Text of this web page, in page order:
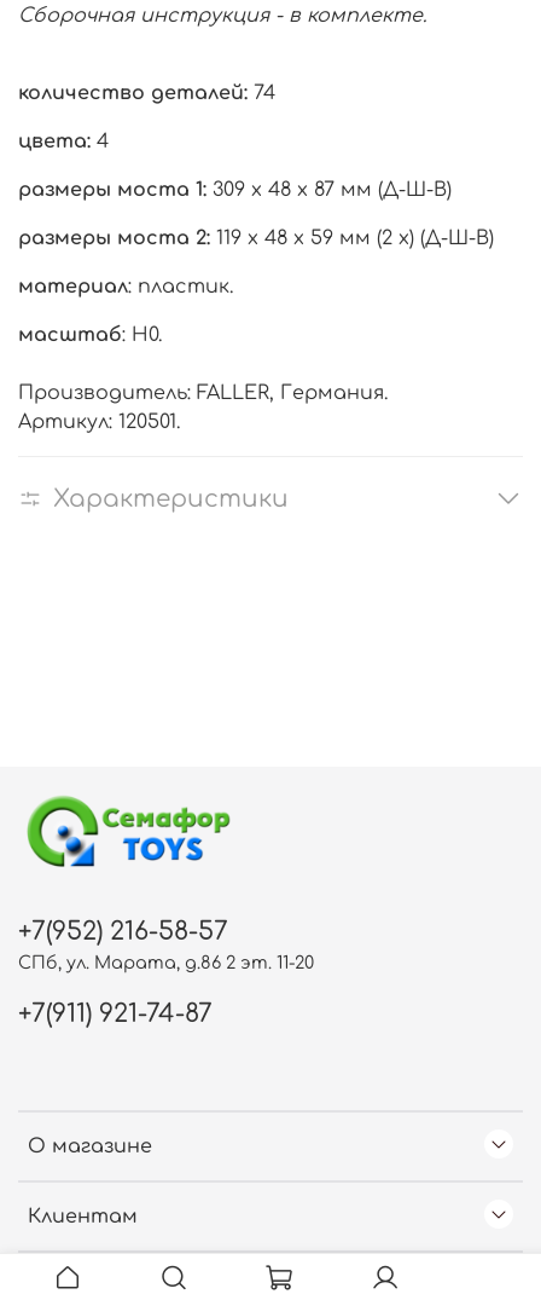
Сборочная инструкция - в комплекте.
количество деталей: 74
цвета: 4
размеры моста 1: 309 х 48 х 87 мм (Д-Ш-В)
размеры моста 2: 119 х 48 х 59 мм (2 х) (Д-Ш-В)
материал: пластик.
масштаб: H0.
Производитель: FALLER, Германия.
Артикул: 120501.
Характеристики
О магазине
Клиентам
+7(952) 216-58-57
СПб, ул. Марата, д.86 2 эт. 11-20
+7(911) 921-74-87